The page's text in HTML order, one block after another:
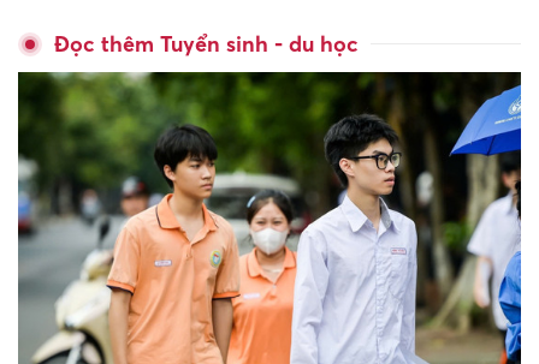
Đọc thêm Tuyển sinh - du học